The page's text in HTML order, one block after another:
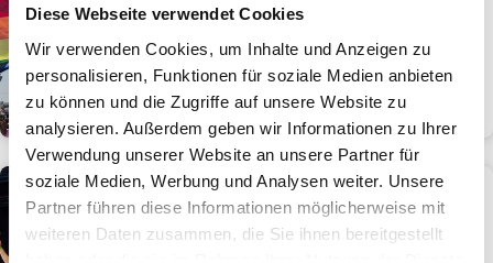
Diese Webseite verwendet Cookies
Wir verwenden Cookies, um Inhalte und Anzeigen zu
personalisieren, Funktionen für soziale Medien anbieten
zu können und die Zugriffe auf unsere Website zu
analysieren. Außerdem geben wir Informationen zu Ihrer
Verwendung unserer Website an unsere Partner für
soziale Medien, Werbung und Analysen weiter. Unsere
Partner führen diese Informationen möglicherweise mit
weiteren Daten zusammen, die Sie ihnen bereitgestellt
Tage für nur 24 Euro im
Ticket-Angebot ist online oder als
Handyticket erhältlich
01.06.2026
KöllePally lässt den
Tanzbrunnen eskalieren: